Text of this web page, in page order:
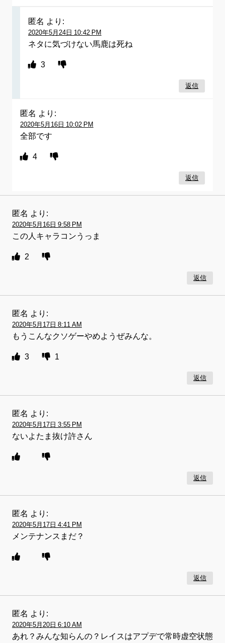
匿名 より:
2020年5月24日 10:42 PM
ネタに気づけない馬鹿は死ね
3
返信
匿名 より:
2020年5月16日 10:02 PM
全部です
4
返信
匿名 より:
2020年5月16日 9:58 PM
この人キャラコンうっま
2
返信
匿名 より:
2020年5月17日 8:11 AM
もうこんなクソゲーやめようぜみんな。
3 1
返信
匿名 より:
2020年5月17日 3:55 PM
ないよたま抜け許さん
返信
匿名 より:
2020年5月17日 4:41 PM
メンテナンスまだ？
返信
匿名 より:
2020年5月20日 6:10 AM
あれ？みんな知らんの？レイスはアプデで常時虚空状態